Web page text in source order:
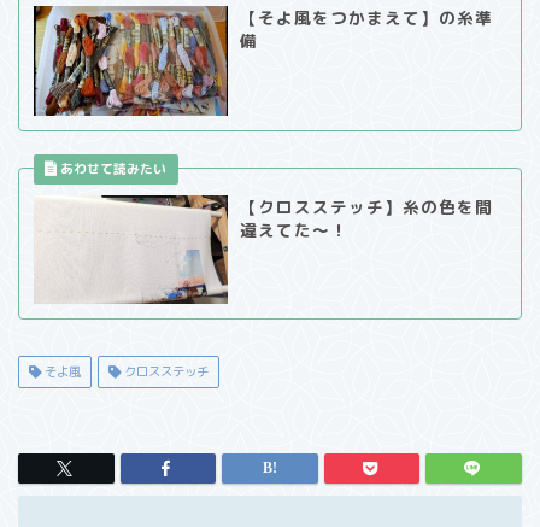
【そよ風をつかまえて】の糸準
備
【クロスステッチ】糸の色を間
違えてた～！
そよ風 クロスステッチ